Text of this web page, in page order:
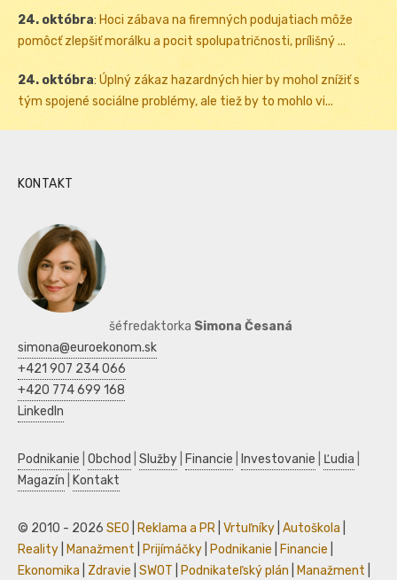
24. októbra: Hoci zábava na firemných podujatiach môže
pomôcť zlepšiť morálku a pocit spolupatričnosti, prílišný ...
24. októbra: Úplný zákaz hazardných hier by mohol znížiť s
tým spojené sociálne problémy, ale tiež by to mohlo vi...
KONTAKT
šéfredaktorka Simona Česaná
simona@euroekonom.sk
+421 907 234 066
+420 774 699 168
LinkedIn
Podnikanie Obchod Služby Financie Investovanie Ľudia
Magazín
Kontakt
© 2010 - 2026 SEO Reklama a PR Vrtuľníky Autoškola
Reality
Manažment Prijímáčky Podnikanie Financie
Ekonomika
Zdravie SWOT Podnikateľský plán Manažment